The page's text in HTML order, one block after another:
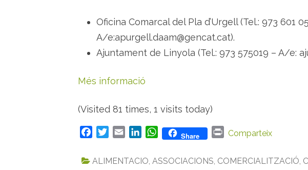
Oficina Comarcal del Pla d’Urgell (Tel.: 973 601
A/e:apurgell.daam@gencat.cat).
Ajuntament de Linyola (Tel.: 973 575019 – A/e:
Més informació
(Visited 81 times, 1 visits today)
c
a
n
W
a
Share
P
i
Comparteix
ALIMENTACIO, ASSOCIACIONS, COMERCIALITZACIÓ,